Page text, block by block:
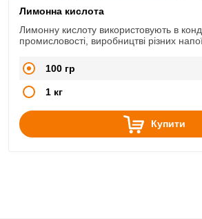
Лимонна кислота
Лимонну кислоту використовують в
промисловості, виробництві різних
консервант, антиоксидант і
100 гр
1 кг
Купити